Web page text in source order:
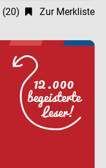
(20) Zur Merkliste